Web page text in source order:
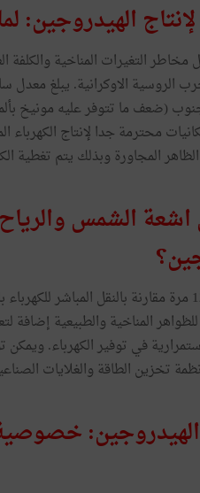
التغيرات المناخية والكلفة
الروسية الاوكرانية. يبلغ
الجنوب (ضعف ما تتوفر عليه
محترمة جدا لإنتاج
المجاورة وبذلك يتم تغطية
اشعة الشمس
يعتبر نقل الهيدروجين اقل تكلفة بما يعادل 12 مرة
المناخية والطبيعية
في توفير الكهرباء.
تخزين الطاقة والغلايات
الهيدروجين: